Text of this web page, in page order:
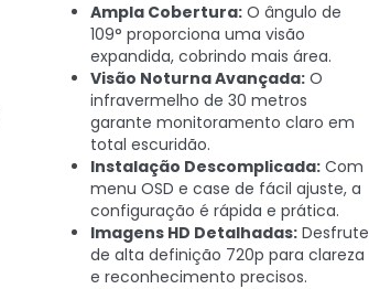
Ampla Cobertura: O ângulo de
109° proporciona uma visão
expandida, cobrindo mais área.
Visão Noturna Avançada: O
infravermelho de 30 metros
garante monitoramento claro em
total escuridão.
Instalação Descomplicada: Com
menu OSD e case de fácil ajuste, a
configuração é rápida e prática.
Imagens HD Detalhadas: Desfrute
de alta definição 720p para clareza
e reconhecimento precisos.